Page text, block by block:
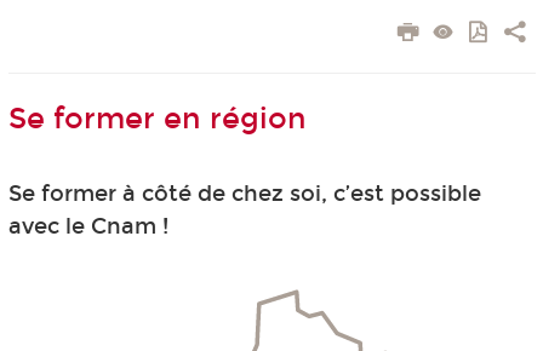
Se former en région
Se former à côté de chez soi, c’est possible
avec le Cnam !